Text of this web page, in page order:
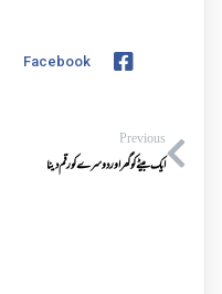
Facebook
Previous
ایک بیٹے کو گھر اوردوسرے کو رقم دینا